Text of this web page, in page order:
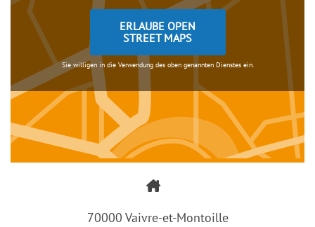
ERLAUBE OPEN
STREET MAPS
Sie willigen in die Verwendung des oben genannten Dienstes ein.
70000 Vaivre-et-Montoille